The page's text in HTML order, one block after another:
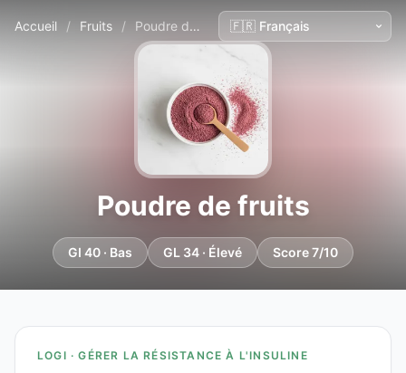
Accueil / Fruits / Poudre de fruits
Poudre de fruits
GI 40 · Bas GL 34 · Élevé Score 7/10
LOGI · GÉRER LA RÉSISTANCE À L'INSULINE